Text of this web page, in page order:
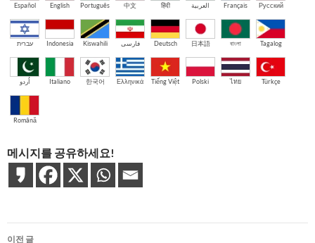
Español English Português 中文 हिंदी العربية Français Русский
עברית Indonesia Kiswahili فارسی Deutsch 日本語 বাংলা Tagalog
اُردو Italiano 한국어 Ελληνικά Tiếng Việt Polski ไทย Türkçe
Română
메시지를 공유하세요!
글
이전 글